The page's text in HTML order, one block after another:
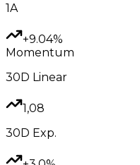
1A
+9.04%
Momentum
30D Linear
1,08
30D Exp.